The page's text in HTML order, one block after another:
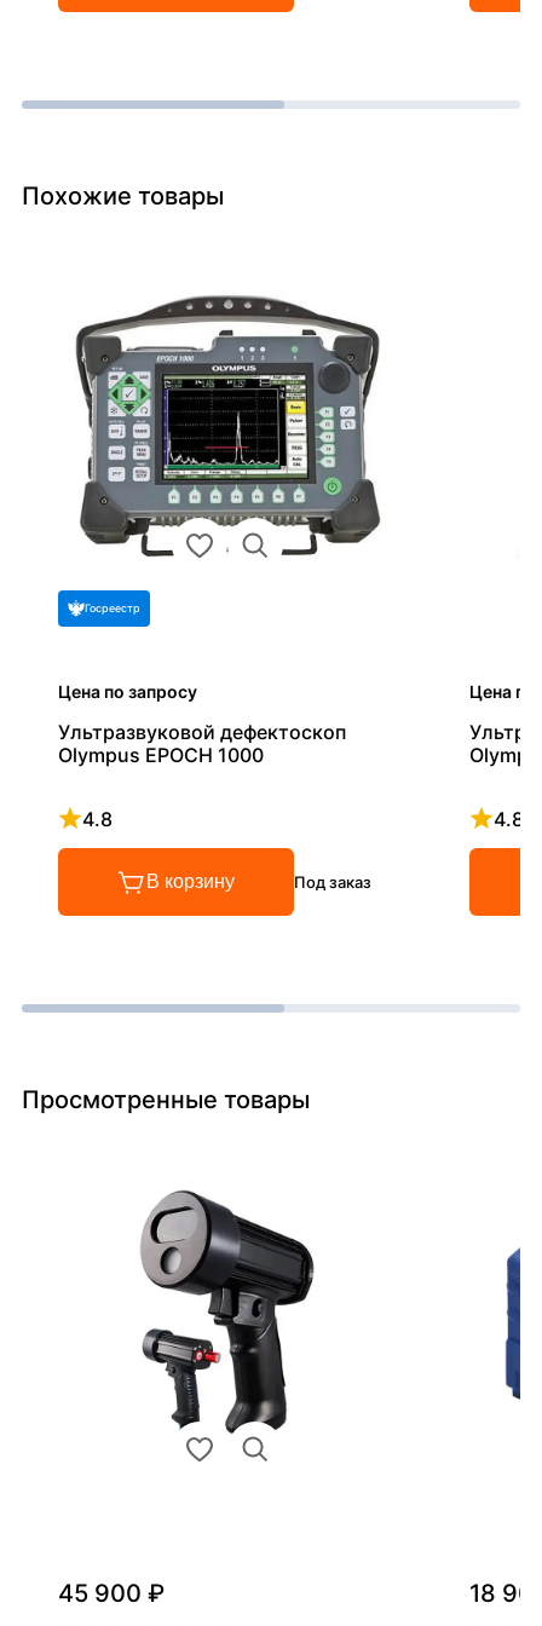
Похожие товары
Госреестр
Цена по запросу
Ультразвуковой дефектоскоп
Olympus EPOCH 1000
4.8
Рейтинг 4.8 из 5
В корзину Под заказ
Цена по
4.8
Просмотренные товары
45 900 ₽ 18